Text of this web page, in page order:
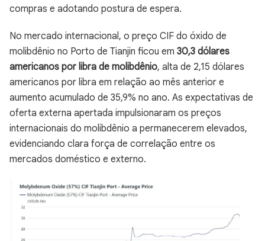
compras e adotando postura de espera.
No mercado internacional, o preço CIF do óxido de
molibdênio no Porto de Tianjin ficou em 30,3 dólares
americanos por libra de molibdênio, alta de 2,15 dólares
americanos por libra em relação ao mês anterior e
aumento acumulado de 35,9% no ano. As expectativas de
oferta externa apertada impulsionaram os preços
internacionais do molibdênio a permanecerem elevados,
evidenciando clara força de correlação entre os
mercados doméstico e externo.